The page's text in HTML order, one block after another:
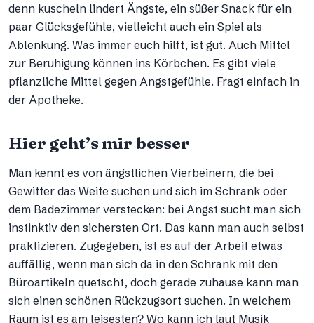
denn kuscheln lindert Ängste, ein süßer Snack für ein
paar Glücksgefühle, vielleicht auch ein Spiel als
Ablenkung. Was immer euch hilft, ist gut. Auch Mittel
zur Beruhigung können ins Körbchen. Es gibt viele
pflanzliche Mittel gegen Angstgefühle. Fragt einfach in
der Apotheke.
Hier geht’s mir besser
Man kennt es von ängstlichen Vierbeinern, die bei
Gewitter das Weite suchen und sich im Schrank oder
dem Badezimmer verstecken: bei Angst sucht man sich
instinktiv den sichersten Ort. Das kann man auch selbst
praktizieren. Zugegeben, ist es auf der Arbeit etwas
auffällig, wenn man sich da in den Schrank mit den
Büroartikeln quetscht, doch gerade zuhause kann man
sich einen schönen Rückzugsort suchen. In welchem
Raum ist es am leisesten? Wo kann ich laut Musik